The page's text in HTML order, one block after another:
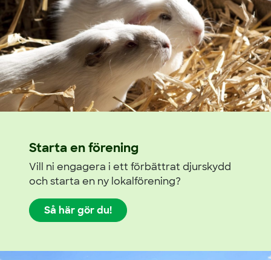
Starta en förening
Vill ni engagera i ett förbättrat djurskydd
och starta en ny lokalförening?
Så här gör du!